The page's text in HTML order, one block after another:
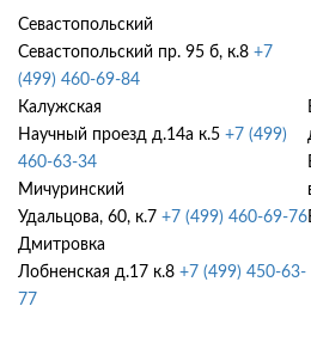
Севастопольский
Севастопольский пр. 95 б, к.8 +7
(499) 460-69-84
Калужская
Научный проезд д.14а к.5 +7 (499)
460-63-34
Мичуринский
Удальцова, 60, к.7 +7 (499) 460-69-76
Дмитровка
Лобненская д.17 к.8 +7 (499) 450-63-
77